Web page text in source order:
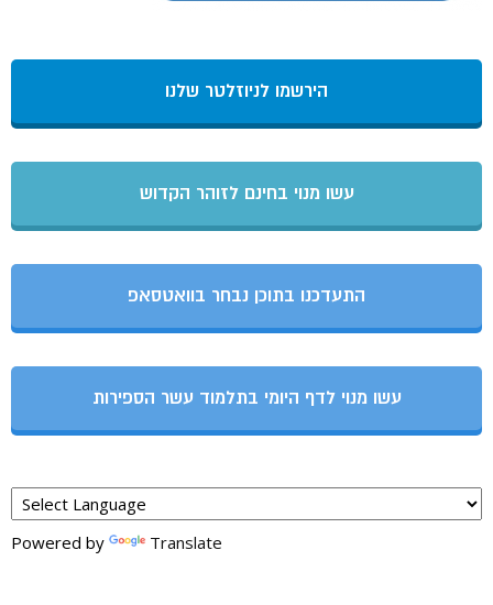
הירשמו לניוזלטר שלנו
עשו מנוי בחינם לזוהר הקדוש
התעדכנו בתוכן נבחר בוואטסאפ
עשו מנוי לדף היומי בתלמוד עשר הספירות
Powered by Translate